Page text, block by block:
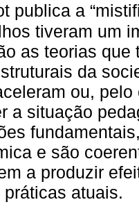
publica a
tiveram um
as teorias
da
ou,
a situação
e são
a produzir
atuais.